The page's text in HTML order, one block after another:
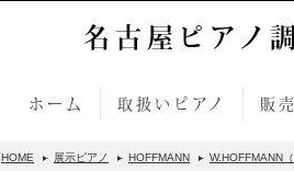
名古屋ピアノ
ホーム 取扱いピアノ 販
HOME 展示ピアノ HOFFMANN W.HOFFMANN